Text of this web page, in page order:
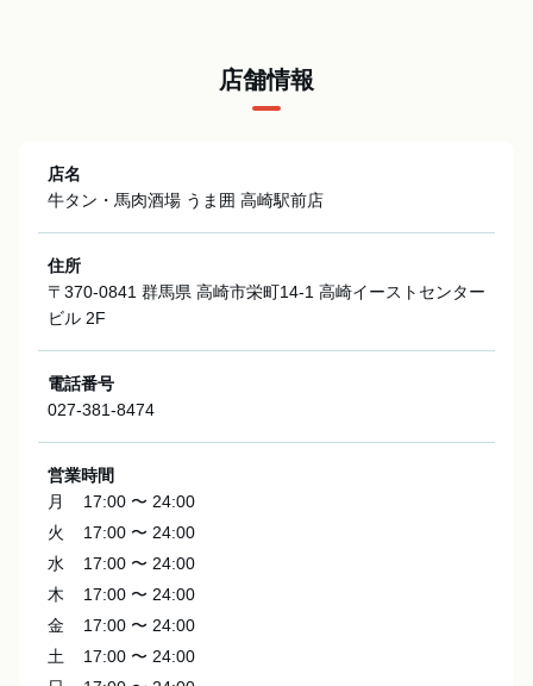
店舗情報
店名
牛タン・馬肉酒場 うま囲 高崎駅前店
住所
〒370-0841 群馬県 高崎市栄町14-1 高崎イーストセンター
ビル 2F
電話番号
027-381-8474
営業時間
月
17:00 〜 24:00
火
17:00 〜 24:00
水
17:00 〜 24:00
木
17:00 〜 24:00
金
17:00 〜 24:00
土
17:00 〜 24:00